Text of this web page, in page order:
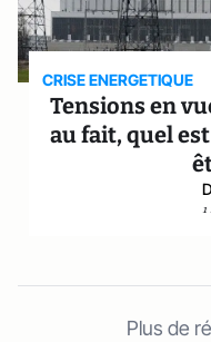
CRISE ENERGETIQUE
Tensions en
au fait, quel
Plus de